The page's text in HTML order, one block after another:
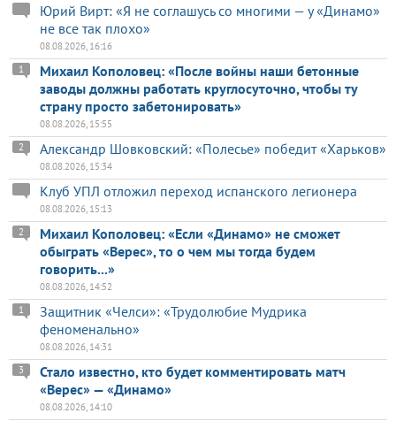
Юрий Вирт: «Я не соглашусь со многими — у «Динамо»
не все так плохо»
08.08.2026, 16:16
Михаил Кополовец: «После войны наши бетонные
заводы должны работать круглосуточно, чтобы ту
страну просто забетонировать»
1
08.08.2026, 15:55
Александр Шовковский: «Полесье» победит «Харьков»
2
08.08.2026, 15:34
Клуб УПЛ отложил переход испанского легионера
08.08.2026, 15:13
Михаил Кополовец: «Если «Динамо» не сможет
обыграть «Верес», то о чем мы тогда будем
говорить...»
2
08.08.2026, 14:52
Защитник «Челси»: «Трудолюбие Мудрика
феноменально»
1
08.08.2026, 14:31
Стало известно, кто будет комментировать матч
«Верес» — «Динамо»
3
08.08.2026, 14:10